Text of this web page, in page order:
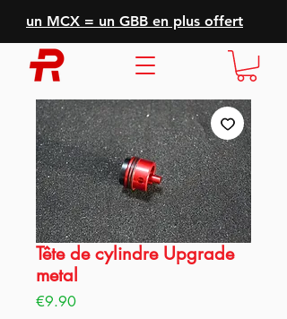
un MCX = un GBB en plus offert
Tête de cylindre Upgrade
metal
€9.90Price